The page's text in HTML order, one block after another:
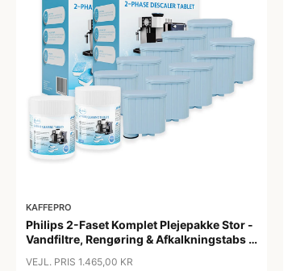
KAFFEPRO
Philips 2-Faset Komplet Plejepakke Stor -
Vandfiltre, Rengøring & Afkalkningstabs -
VEJL. PRIS 1.465,00 KR